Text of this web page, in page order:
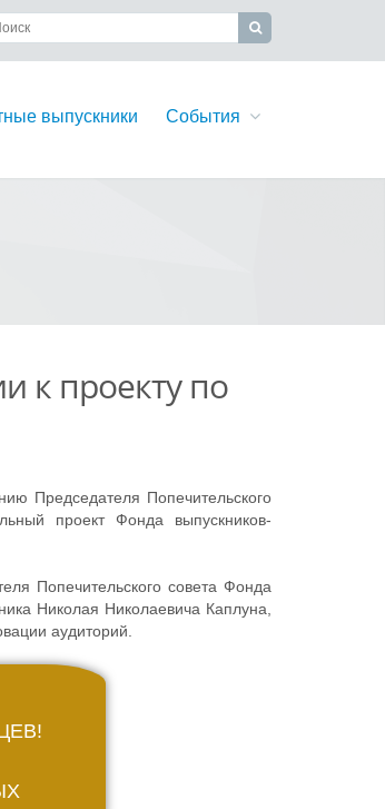
выпускники События
к проекту по
Председателя Попечительского
проект Фонда выпускников-
Попечительского совета Фонда
Николая Николаевича Каплуна,
аудиторий.